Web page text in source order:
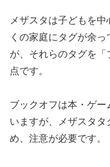
メザスタは子どもを
くの家庭にタグが余
が、それらのタグを「
点です。
ブックオフは本・ゲ
いますが、メザスタ
め、注意が必要です。